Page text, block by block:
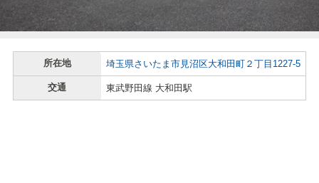
所在地 埼玉県さいたま市見沼区大和田町２丁目1227-5
交通 東武野田線 大和田駅